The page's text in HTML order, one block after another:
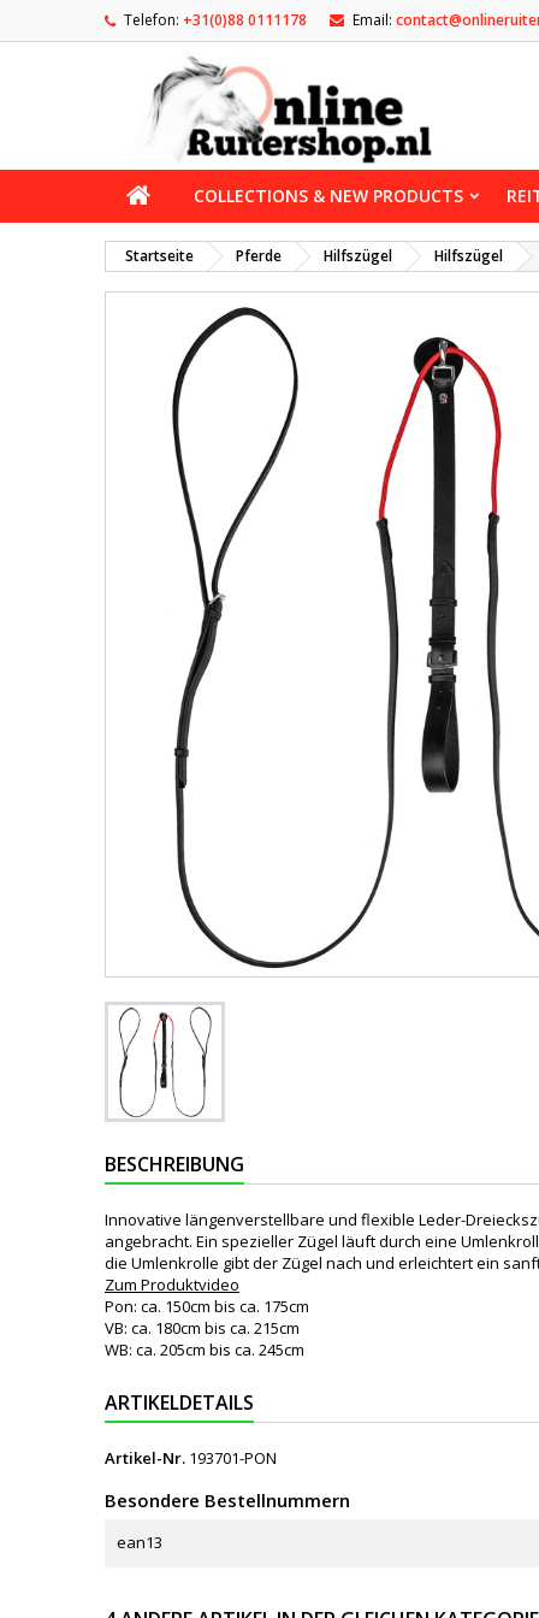
Telefon: +31(0)88 0111178 Email:
COLLECTIONS & NEW PRODUCTS
Startseite Pferde Hilfszügel Hilfszügel
BESCHREIBUNG
Innovative längenverstellbare und flexible Leder-
angebracht. Ein spezieller Zügel läuft durch eine
die Umlenkrolle gibt der Zügel nach und erleichtert ein
Zum Produktvideo
Pon: ca. 150cm bis ca. 175cm
VB: ca. 180cm bis ca. 215cm
WB: ca. 205cm bis ca. 245cm
ARTIKELDETAILS
Artikel-Nr. 193701-PON
Besondere Bestellnummern
ean13